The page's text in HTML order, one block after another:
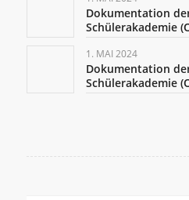
Dokumentation
Schülerakademie
1. MAI 2024
Dokumentation
Schülerakademie